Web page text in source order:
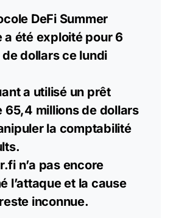
DeFi Summer
a été exploité pour 6
dollars ce lundi
a utilisé un prêt
65,4 millions de dollars
la comptabilité
n’a pas encore
l’attaque et la cause
inconnue.